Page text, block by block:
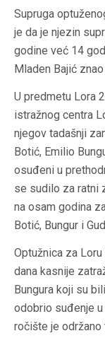
Supruga
je da je njezin
godine već 14
Mladen Bajić
U predmetu Lora
istražnog centra
njegov tadašnji
Botić, Emilio
osuđeni u
se sudilo za ratni
na osam godina
Botić, Bungur i
Optužnica za
dana kasnije
Bungura koji su
odobrio suđenje
ročište je održano